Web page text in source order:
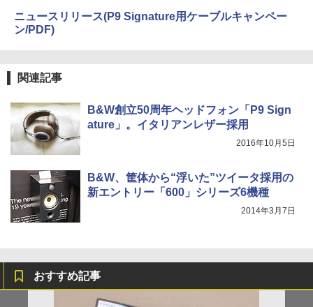
ニュースリリース(P9 Signature用ケーブルキャンペー
ン/PDF)
関連記事
B&W創立50周年ヘッドフォン「P9 Sign
ature」。イタリアンレザー採用
2016年10月5日
B&W、筐体から“浮いた”ツイータ採用の
新エントリー「600」シリーズ6機種
2014年3月7日
おすすめ記事